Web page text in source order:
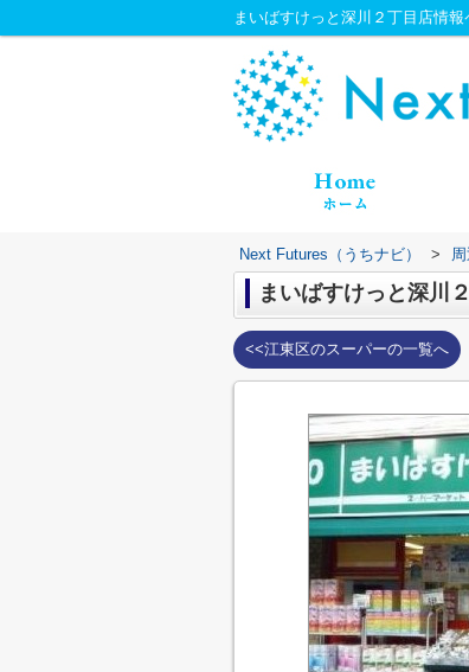
まいばすけっと深川２丁目店情
Next Futures（うちナビ） >
まいばすけっと深川
<<江東区のスーパーの一覧へ